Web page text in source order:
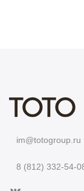
im@totogroup.ru
8 (812) 332-54-